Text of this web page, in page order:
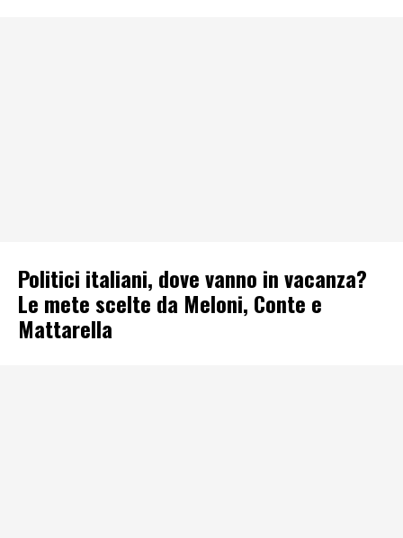
Politici italiani, dove vanno in vacanza?
Le mete scelte da Meloni, Conte e
Mattarella